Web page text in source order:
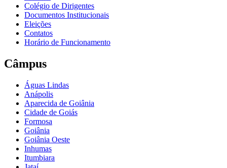
Colégio de Dirigentes
Documentos Institucionais
Eleições
Contatos
Horário de Funcionamento
Câmpus
Águas Lindas
Anápolis
Aparecida de Goiânia
Cidade de Goiás
Formosa
Goiânia
Goiânia Oeste
Inhumas
Itumbiara